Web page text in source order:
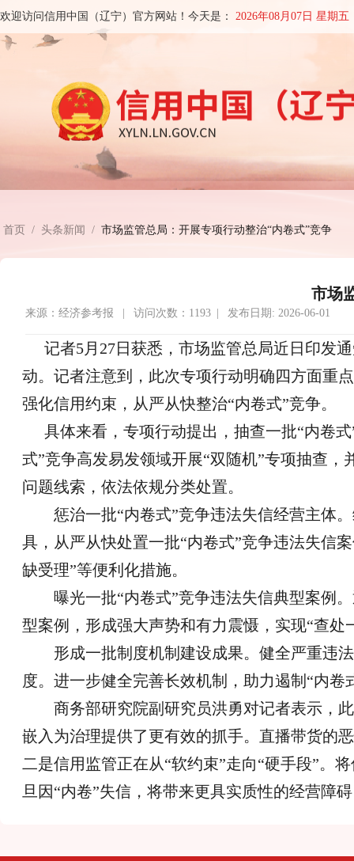
欢迎访问信用中国（辽宁）官方网站！今天是： 2026年08月07日 星期五
首页 / 头条新闻 / 市场监管总局：开展专项行动整治“内卷式”竞争
市场
来源：经济参考报 | 访问次数：1193 | 发布日期: 2026-06-01
记者5月27日获悉，市场监管总局近日印发
动。记者注意到，此次专项行动明确四方面重
强化信用约束，从严从快整治“内卷式”竞争。
具体来看，专项行动提出，抽查一批“内卷
式”竞争高发易发领域开展“双随机”专项抽查
问题线索，依法依规分类处置。
惩治一批“内卷式”竞争违法失信经营主体。
具，从严从快处置一批“内卷式”竞争违法失信
缺受理”等便利化措施。
曝光一批“内卷式”竞争违法失信典型案例。
型案例，形成强大声势和有力震慑，实现“查
形成一批制度机制建设成果。健全严重违法
度。进一步健全完善长效机制，助力遏制“内
商务部研究院副研究员洪勇对记者表示，此
嵌入为治理提供了更有效的抓手。直播带货的
二是信用监管正在从“软约束”走向“硬手段”。
旦因“内卷”失信，将带来更具实质性的经营障